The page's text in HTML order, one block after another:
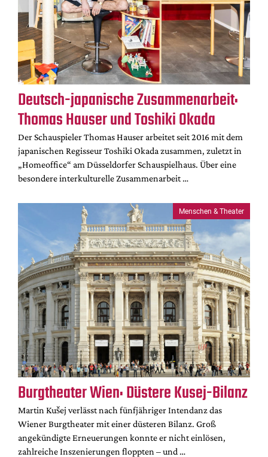
Deutsch-japanische Zusammenarbeit:
Thomas Hauser und Toshiki Okada
Der Schauspieler Thomas Hauser arbeitet seit 2016 mit dem
japanischen Regisseur Toshiki Okada zusammen, zuletzt in
„Homeoffice“ am Düsseldorfer Schauspielhaus. Über eine
besondere interkulturelle Zusammenarbeit …
Menschen & Theater
Burgtheater Wien: Düstere Kusej-Bilanz
Martin Kušej verlässt nach fünfjähriger Intendanz das
Wiener Burgtheater mit einer düsteren Bilanz. Groß
angekündigte Erneuerungen konnte er nicht einlösen,
zahlreiche Inszenierungen floppten – und …